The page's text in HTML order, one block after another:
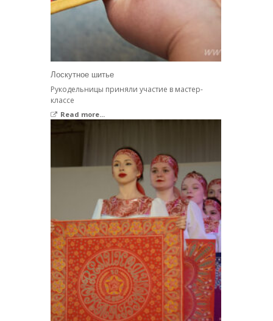
Лоскутное шитье
Рукодельницы приняли участие в мастер-
классе
Read more...